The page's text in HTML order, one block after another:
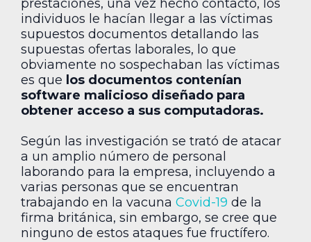
prestaciones, una vez hecho contacto, los
individuos le hacían llegar a las víctimas
supuestos documentos detallando las
supuestas ofertas laborales, lo que
obviamente no sospechaban las víctimas
es que los documentos contenían
software malicioso diseñado para
obtener acceso a sus computadoras.
Según las investigación se trató de atacar
a un amplio número de personal
laborando para la empresa, incluyendo a
varias personas que se encuentran
trabajando en la vacuna Covid-19 de la
firma británica, sin embargo, se cree que
ninguno de estos ataques fue fructífero.